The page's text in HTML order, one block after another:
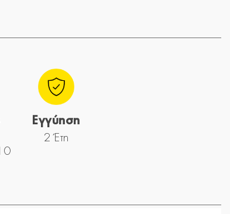
Εγγύηση
2 Έτη